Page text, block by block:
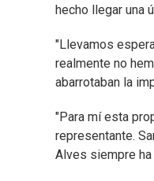
hecho llegar una
"Llevamos
realmente no
abarrotaban la
"Para mí esta
representante.
Alves siempre ha